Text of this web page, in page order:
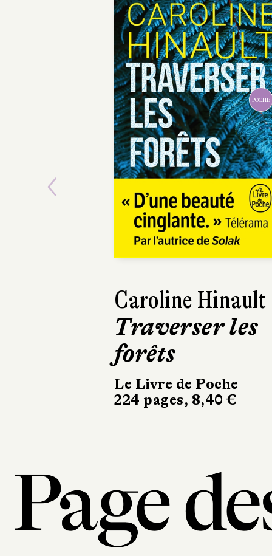
POCHE
Caroline Hinault
Traverser les
forêts
Le Livre de Poche
224 pages, 8,40 €
Previous